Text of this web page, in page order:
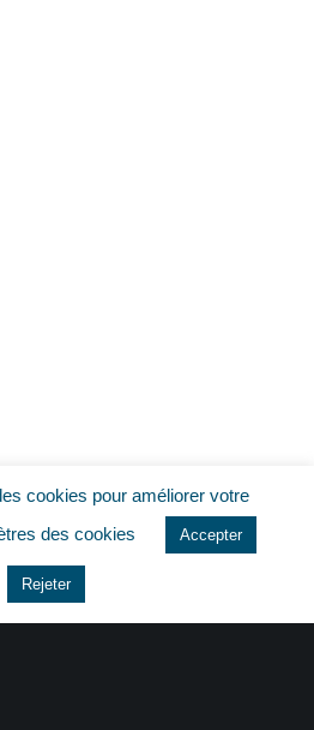
cookies pour améliorer votre
des cookies Accepter
Rejeter